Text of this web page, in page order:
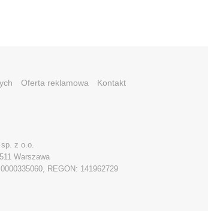
Oferta reklamowa Kontakt
z o.o.
Warszawa
REGON: 141962729